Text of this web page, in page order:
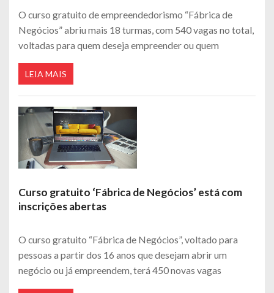
O curso gratuito de empreendedorismo “Fábrica de
Negócios” abriu mais 18 turmas, com 540 vagas no total,
voltadas para quem deseja empreender ou quem
LEIA MAIS
Curso gratuito ‘Fábrica de Negócios’ está com
inscrições abertas
O curso gratuito “Fábrica de Negócios”, voltado para
pessoas a partir dos 16 anos que desejam abrir um
negócio ou já empreendem, terá 450 novas vagas